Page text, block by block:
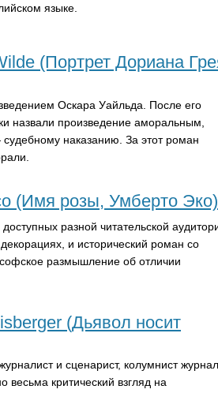
языке.
(Портрет Дориана
Оскара Уайльда. После его
назвали произведение аморальным,
наказанию. За этот роман
(Имя розы, Умберто Эко)
разной читательской
и исторический роман со
размышление об отличии
(Дьявол носит
и сценарист, колумнист
критический взгляд на